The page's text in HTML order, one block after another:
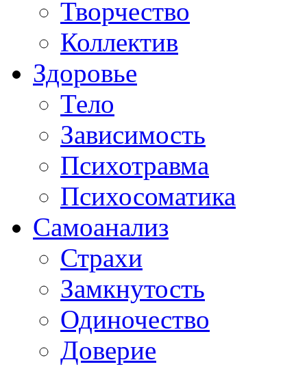
Творчество
Коллектив
Здоровье
Тело
Зависимость
Психотравма
Психосоматика
Самоанализ
Страхи
Замкнутость
Одиночество
Доверие